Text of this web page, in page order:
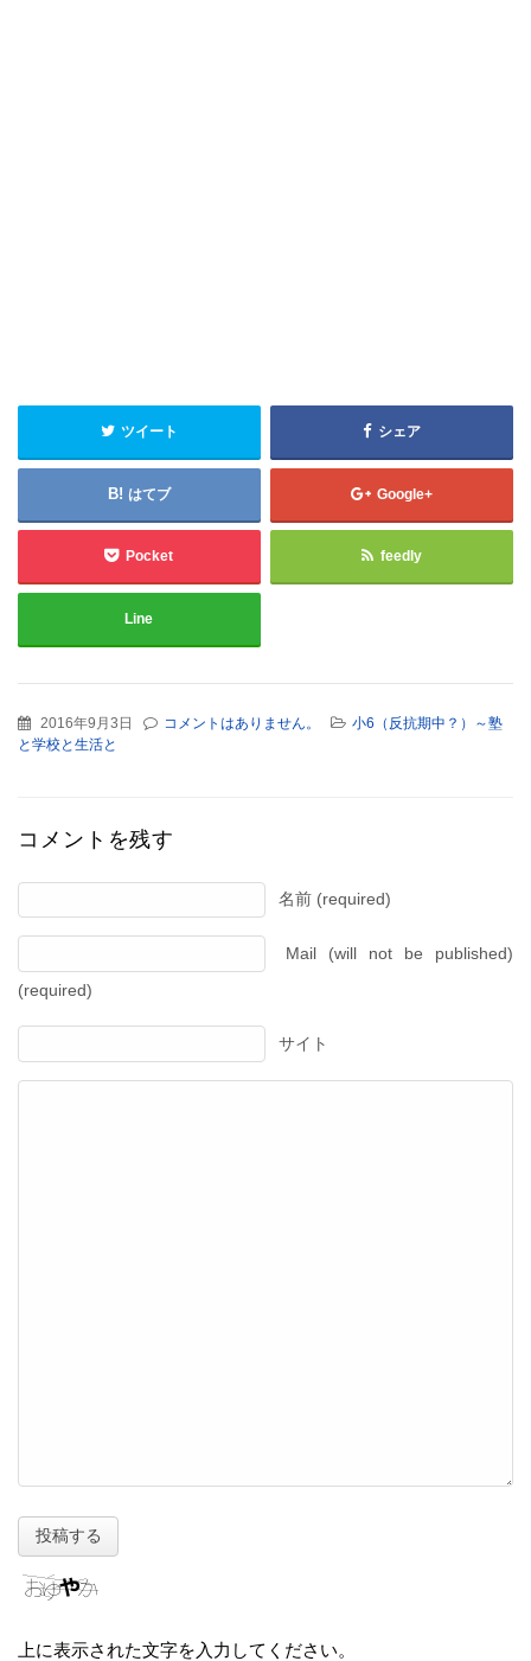
ツイート シェア
はてブ Google+
Pocket feedly
Line
2016年9月3日 コメントはありません。
小6（反抗期中？）～塾
と学校と生活と
コメントを残す
名前 (required)
Mail (will not be published)
(required)
サイト
上に表示された文字を入力してください。